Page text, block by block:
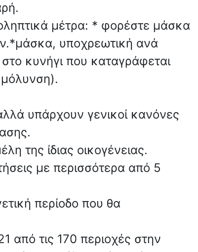
μέτρα: * φορέστε μάσκα
υποχρεωτική ανά
κυνήγι που καταγράφεται
μόλυνση).
υπάρχουν γενικοί κανόνες
της ίδιας οικογένειας.
με περισσότερα από 5
περίοδο που θα
από τις 170 περιοχές στην